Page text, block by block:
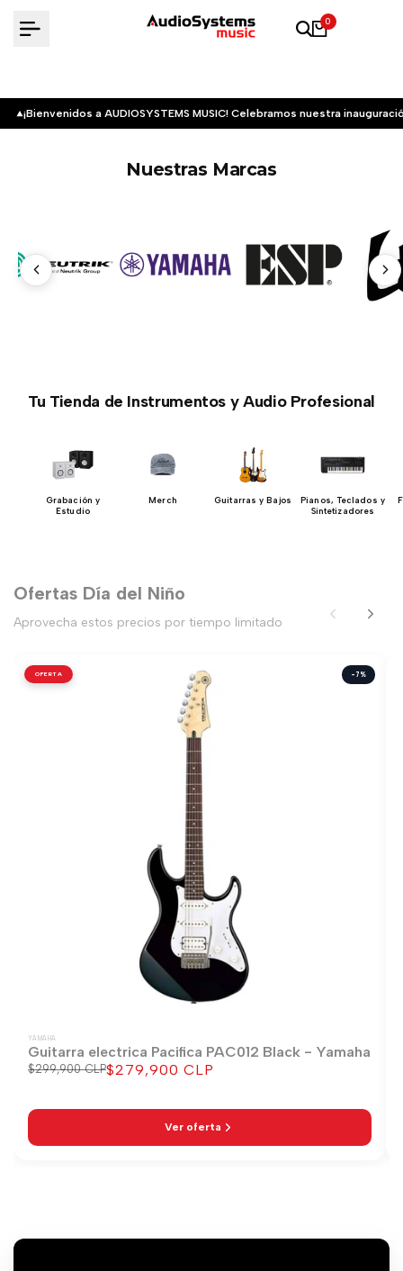
0
¡Bienvenidos a AUDIOSYSTEMS MUSIC! Celebramos nuestra
Nuestras Marcas
Tu Tienda de Instrumentos y Audio Profesional
Grabación y
Estudio
Merch Guitarras y Bajos
Pianos, Teclados y
Sintetizadores
Ofertas Día del Niño
Aprovecha estos precios por tiempo limitado
OFERTA -7%
YAMAHA
Guitarra electrica Pacifica PAC012 Black - Yamaha
Precio
$299,900 CLPPrecio
$279,900 CLP
Ver oferta